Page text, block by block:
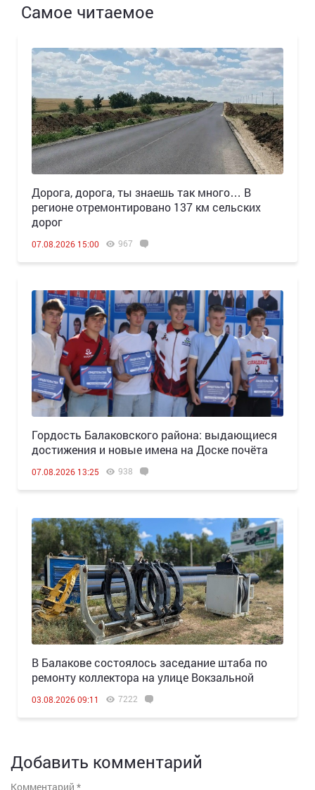
Самое читаемое
Дорога, дорога, ты знаешь так много… В
регионе отремонтировано 137 км сельских
дорог
07.08.2026 15:00 967
Гордость Балаковского района: выдающиеся
достижения и новые имена на Доске почёта
07.08.2026 13:25 938
В Балакове состоялось заседание штаба по
ремонту коллектора на улице Вокзальной
03.08.2026 09:11 7222
Добавить комментарий
Комментарий *